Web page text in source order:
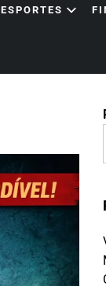
ESPORTES